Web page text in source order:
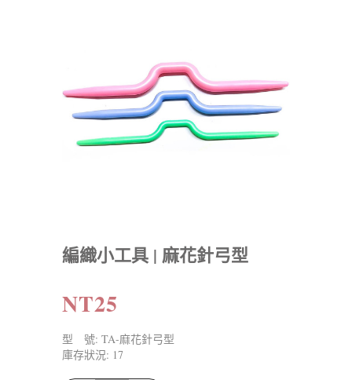
編織小工具 | 麻花針弓型
NT25
型 號: TA-麻花針弓型
庫存狀況: 17